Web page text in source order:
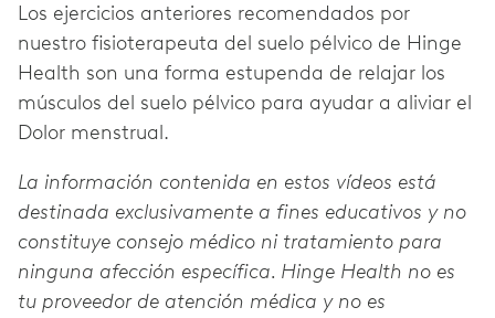
Los ejercicios anteriores recomendados por
nuestro fisioterapeuta del suelo pélvico de Hinge
Health son una forma estupenda de relajar los
músculos del suelo pélvico para ayudar a aliviar el
Dolor menstrual.
La información contenida en estos vídeos está
destinada exclusivamente a fines educativos y no
constituye consejo médico ni tratamiento para
ninguna afección específica. Hinge Health no es
tu proveedor de atención médica y no es